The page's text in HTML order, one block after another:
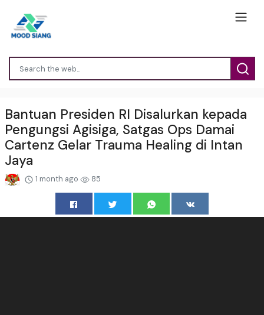
Bantuan Presiden RI Disalurkan kepada
Pengungsi Agisiga, Satgas Ops Damai
Cartenz Gelar Trauma Healing di Intan
Jaya
1 month ago 85